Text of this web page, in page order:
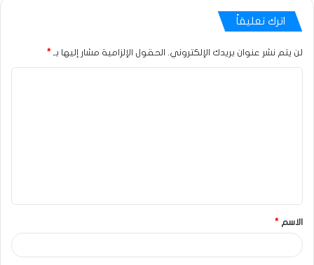
اترك تعليقاً
لن يتم نشر عنوان بريدك الإلكتروني. الحقول الإلزامية مشار إليها بـ *
الاسم *